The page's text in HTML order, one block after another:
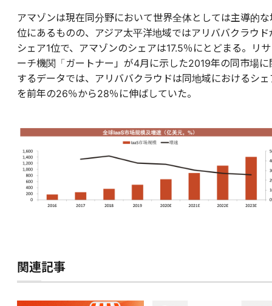
アマゾンは現在同分野において世界全体としては主導的な
位にあるものの、アジア太平洋地域ではアリババクラウド
シェア1位で、アマゾンのシェアは17.5％にとどまる。リサ
ーチ機関「ガートナー」が4月に示した2019年の同市場に
するデータでは、アリババクラウドは同地域におけるシェ
を前年の26％から28％に伸ばしていた。
関連記事